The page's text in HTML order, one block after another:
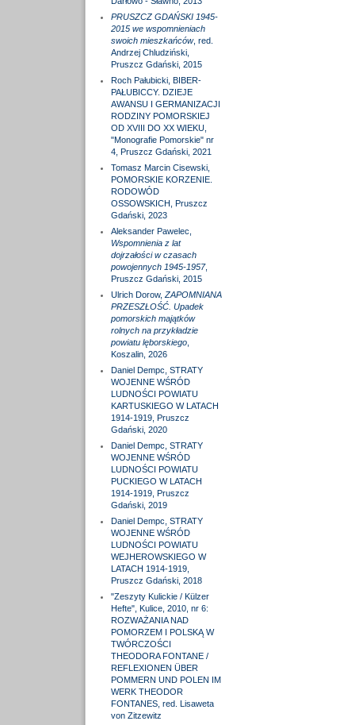
PRUSZCZ GDAŃSKI 1945-
2015 we wspomnieniach
swoich mieszkańców, red.
Andrzej Chludziński,
Pruszcz Gdański, 2015
Roch Pałubicki, BIBER-
PAŁUBICCY. DZIEJE
AWANSU I GERMANIZACJI
RODZINY POMORSKIEJ
OD XVIII DO XX WIEKU,
"Monografie Pomorskie" nr
4, Pruszcz Gdański, 2021
Tomasz Marcin Cisewski,
POMORSKIE KORZENIE.
RODOWÓD
OSSOWSKICH, Pruszcz
Gdański, 2023
Aleksander Pawelec,
Wspomnienia z lat
dojrzałości w czasach
powojennych 1945-1957,
Pruszcz Gdański, 2015
Ulrich Dorow, ZAPOMNIANA
PRZESZŁOŚĆ. Upadek
pomorskich majątków
rolnych na przykładzie
powiatu lęborskiego,
Koszalin, 2026
Daniel Dempc, STRATY
WOJENNE WŚRÓD
LUDNOŚCI POWIATU
KARTUSKIEGO W LATACH
1914-1919, Pruszcz
Gdański, 2020
Daniel Dempc, STRATY
WOJENNE WŚRÓD
LUDNOŚCI POWIATU
PUCKIEGO W LATACH
1914-1919, Pruszcz
Gdański, 2019
Daniel Dempc, STRATY
WOJENNE WŚRÓD
LUDNOŚCI POWIATU
WEJHEROWSKIEGO W
LATACH 1914-1919,
Pruszcz Gdański, 2018
"Zeszyty Kulickie / Külzer
Hefte", Kulice, 2010, nr 6:
ROZWAŻANIA NAD
POMORZEM I POLSKĄ W
TWÓRCZOŚCI
THEODORA FONTANE /
REFLEXIONEN ÜBER
POMMERN UND POLEN IM
WERK THEODOR
FONTANES, red. Lisaweta
von Zitzewitz